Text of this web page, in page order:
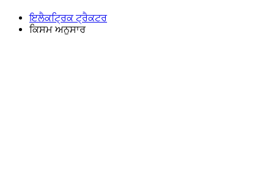
ਇਲੈਕਟ੍ਰਿਕ ਟ੍ਰੈਕਟਰ
ਕਿਸਮ ਅਨੁਸਾਰ